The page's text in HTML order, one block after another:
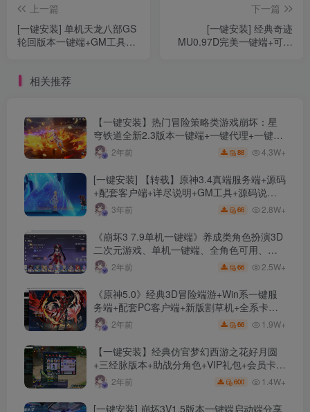
上一篇
[一键安装] 单机天龙八部GS
轮回版本一键端+GM工具
下一篇
[一键安装] 经典奇迹
MU0.97D完美一键端+可开
相关推荐
【一键安装】热门冒险策略类游戏崩坏：星
穹铁道全新2.3版本一键端+一键代理+一键启
动+免虚拟机
2年前 88 4.3W+
[一键安装] 【转载】原神3.4真端服务端+源码
+配套客户端+详尽说明+GM工具+源码说明
文件3年前 66 2.8W+
《崩坏3 7.9单机一键端》养成类角色扮演3D
二次元游戏、单机一键端、全角色可用、无
限资源、附带保姆级安装教程
2年前 66 2.5W+
《原神5.0》经典3D冒险端游+Win系一键服
务端+配套PC客户端+新版割草机+全系卡池
文件2年前 66 1.9W+
【一键安装】经典仿官梦幻西游之花好月圆
+三经脉版本+助战分角色+VIP礼包+会员卡
+剧情活动+视频搭建及其他修改资料
2年前 600 1.4W+
[一键安装] 崩坏3V1.5版本一键端启动端分享